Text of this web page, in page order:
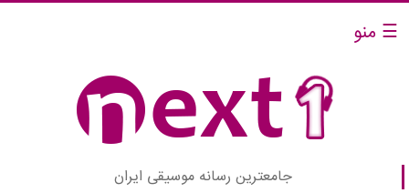
☰ منو
جامعترین رسانه موسیقی ایران